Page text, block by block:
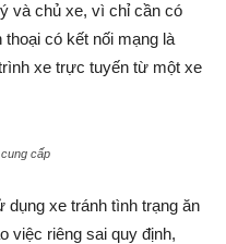
và chủ xe, vì chỉ cần có
có kết nối mạng là
xe trực tuyến từ một xe
cấp
dụng xe tránh tình trạng ăn
việc riêng sai quy định,